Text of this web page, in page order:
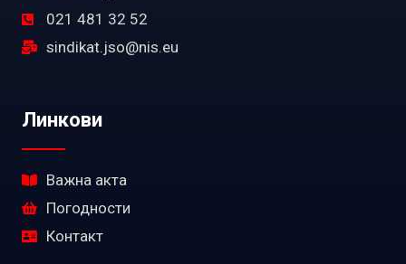
021 481 32 52
sindikat.jso@nis.eu
Линкови
Важна акта
Погодности
Контакт